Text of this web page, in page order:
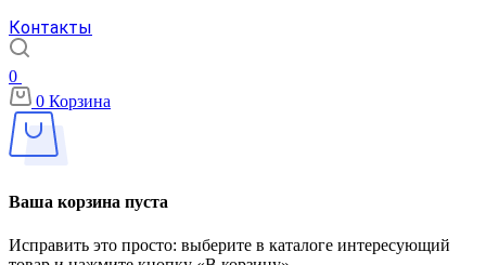
Контакты
0
0 Корзина
Ваша корзина пуста
Исправить это просто: выберите в каталоге интересующий